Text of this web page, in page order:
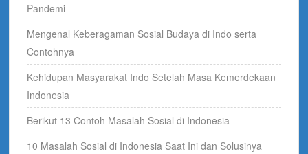
Pandemi
Mengenal Keberagaman Sosial Budaya di Indo serta
Contohnya
Kehidupan Masyarakat Indo Setelah Masa Kemerdekaan
Indonesia
Berikut 13 Contoh Masalah Sosial di Indonesia
10 Masalah Sosial di Indonesia Saat Ini dan Solusinya